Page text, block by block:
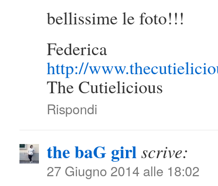
bellissime le foto!!!
Federica
http://
The Cutielicious
Rispondi
the baG girlscrive:
27 Giugno 2014 alle 18:02